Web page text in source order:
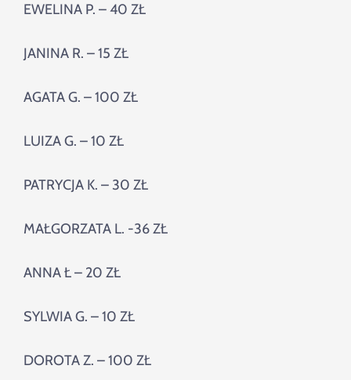
EWELINA P. – 40 ZŁ
JANINA R. – 15 ZŁ
AGATA G. – 100 ZŁ
LUIZA G. – 10 ZŁ
PATRYCJA K. – 30 ZŁ
MAŁGORZATA L. -36 ZŁ
ANNA Ł – 20 ZŁ
SYLWIA G. – 10 ZŁ
DOROTA Z. – 100 ZŁ